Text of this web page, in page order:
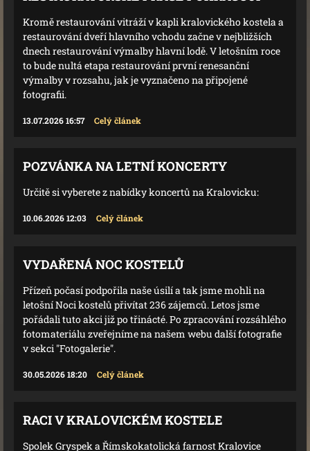
Kromě restaurování vitráží v kapli kralovického kostela a
restaurování dveří hlavního vchodu začne v nejbližších
dnech restaurování výmalby hlavní lodě. V letošním roce
to bude nultá etapa restaurování první renesanční
výmalby v rozsahu, jak je vyznačeno na připojené
fotografii.
13.07.2026 16:57 Celý článek
POZVÁNKA NA LETNÍ KONCERTY
Určitě si vyberete z nabídky koncertů na Kralovicku:
10.06.2026 12:03 Celý článek
VYDAŘENÁ NOC KOSTELŮ
Přízeň počasí podpořila naše úsilí a tak jsme mohli na
letošní Noci kostelů přivítat 236 zájemců. Letos jsme
pořádali tuto akci již po třinácté. Po zpracování rozsáhlého
fotomateriálu zveřejníme na našem webu další fotografie
v sekci "Fotogalerie".
30.05.2026 18:20 Celý článek
RACI V KRALOVICKÉM KOSTELE
Spolek Gryspek a Římskokatolická farnost Kralovice